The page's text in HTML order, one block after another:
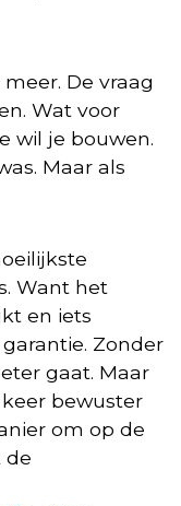
De vraag
Wat voor
wil je bouwen.
Maar als
Want het
en iets
Zonder
gaat. Maar
bewuster
om op de
de